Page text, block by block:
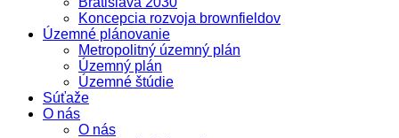
Koncepcia rozvoja brownfieldov
Územné plánovanie
Metropolitný územný plán
Územný plán
Územné štúdie
Súťaže
O nás
O nás